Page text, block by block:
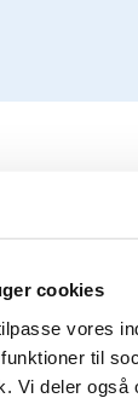
cookies
vores
til
Vi deler også
Mandag
- 16:30